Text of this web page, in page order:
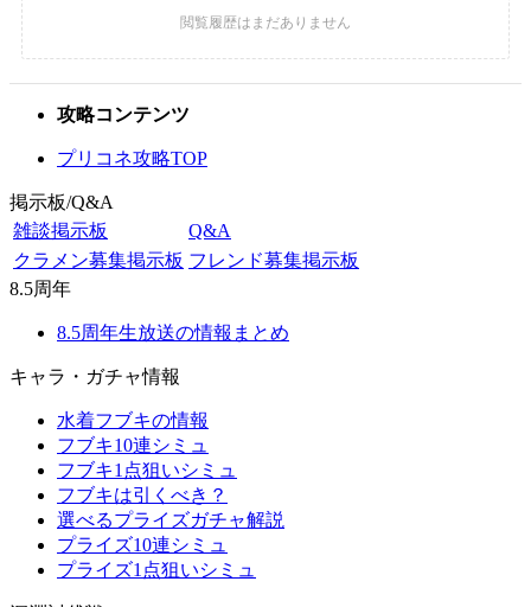
攻略コンテンツ
プリコネ攻略TOP
掲示板/Q&A
雑談掲示板
Q&A
クラメン募集掲示板 フレンド募集掲示板
8.5周年
8.5周年生放送の情報まとめ
キャラ・ガチャ情報
水着フブキの情報
フブキ10連シミュ
フブキ1点狙いシミュ
フブキは引くべき？
選べるプライズガチャ解説
プライズ10連シミュ
プライズ1点狙いシミュ